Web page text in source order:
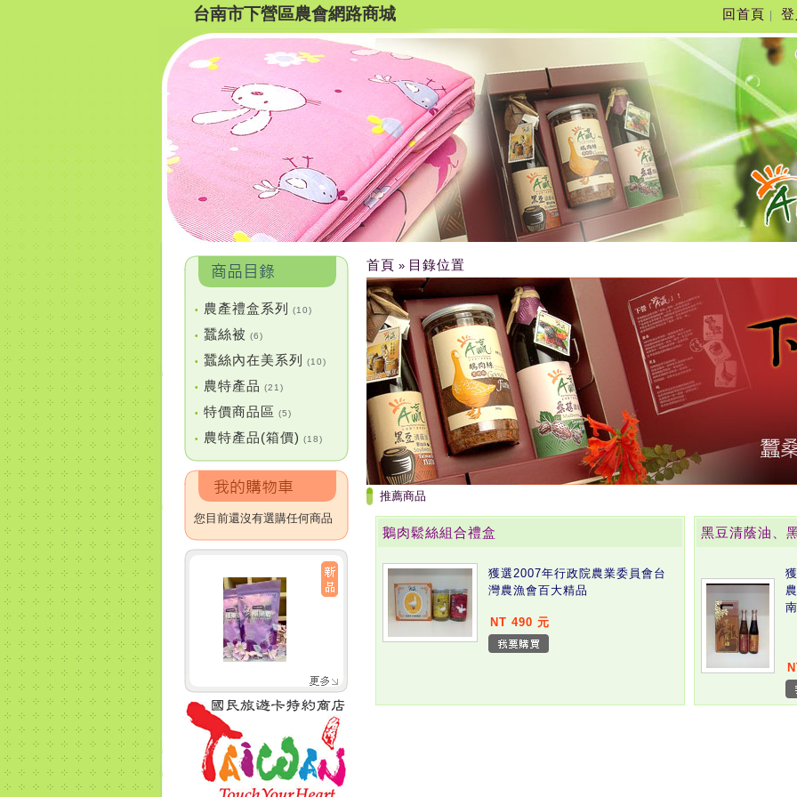
台南市下營區農會網路商城 回首頁
• 農產禮盒系列 (10)
• 蠶絲被 (6)
• 蠶絲內在美系列 (10)
• 農特產品 (21)
• 特價商品區 (5)
• 農特產品(箱價) (18)
您目前還沒有選購任何商品
首頁 » 目錄位置
推薦商品
鵝肉鬆絲組合禮盒
獲選2007年行政院農業委員會台
灣農漁會百大精品
NT 490 元
黑豆清蔭油、